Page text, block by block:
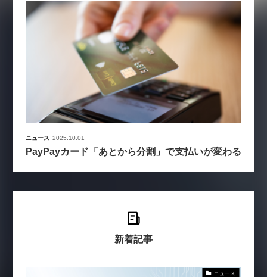
ニュース 2025.10.01
PayPayカード「あとから分割」で支払いが変わる
新着記事
ニュース